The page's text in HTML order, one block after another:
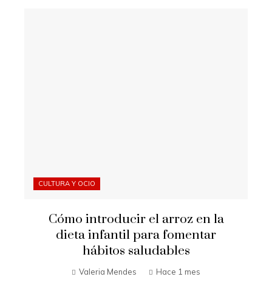
CULTURA Y OCIO
Cómo introducir el arroz en la
dieta infantil para fomentar
hábitos saludables
Valeria Mendes Hace 1 mes